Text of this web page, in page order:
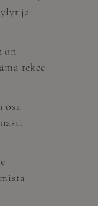
ja
on
tekee
osa